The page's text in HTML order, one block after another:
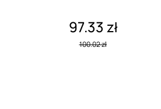
97.33 zł
100.02 zł